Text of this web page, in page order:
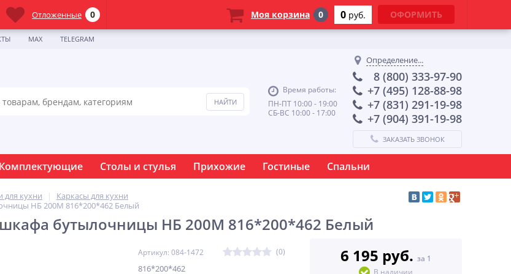
MAX TELEGRAM
Время работы:
ПН-ПТ 10:00 - 19:00
СБ-ВС 10:00 - 17:00
Определение...
8 (800) 333-97-90
+7 (495) 128-88-98
+7 (831) 291-19-98
+7 (904) 391-19-98
ЗАКАЗАТЬ ЗВОНОК
Комплектующие Столы и стулья Прихожие Гостиные Спальни
для кухни
Каркасы для кухни
НБ 200М 816*200*462 Белый
бутылочницы НБ 200М 816*200*462 Белый
Артикул: 084-1472 (0)
816*200*462
6 195 руб. за 1
В наличии
Отложенные 0 Моя корзина 0 0 руб. ОФОРМИТЬ